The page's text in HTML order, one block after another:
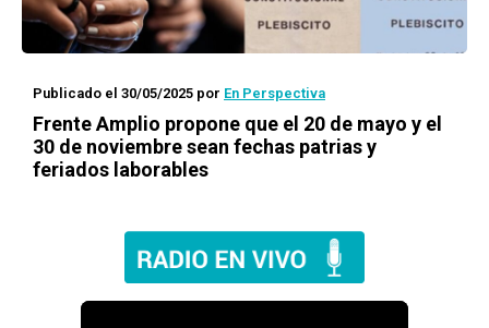
Publicado el 30/05/2025 por En Perspectiva
Frente Amplio propone que el 20 de mayo y el
30 de noviembre sean fechas patrias y
feriados laborables